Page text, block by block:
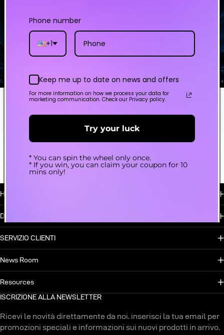
Guide-to-vapingJul 30, 2026
Hot Sales
DIVENTA PARTNER
SERVIZIO CLIENTI
News Room
Resources
ISCRIZIONE ALLA NEWSLETTER
Ricevi le novità direttamente da noi. inserisci la tua email per
promozioni speciali e informazioni sui nuovi prodotti in arrivo.
Phone number
+1
Keep me up to date on news and offers
For more information on how we process your data for
marketing communication. Check our Privacy policy.
Try your luck
* You can spin the wheel only once.
* If you win, you can claim your coupon for 10
mins only!